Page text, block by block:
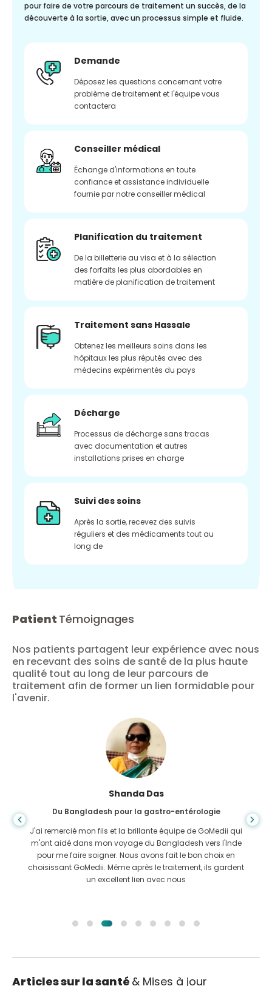
pour faire de votre parcours de traitement un succès, de la
découverte à la sortie, avec un processus simple et fluide.
Demande
Déposez les questions concernant votre
problème de traitement et l'équipe vous
contactera
Conseiller médical
Échange d'informations en toute
confiance et assistance individuelle
fournie par notre conseiller médical
Planification du traitement
De la billetterie au visa et à la sélection
des forfaits les plus abordables en
matière de planification de traitement
Traitement sans Hassale
Obtenez les meilleurs soins dans les
hôpitaux les plus réputés avec des
médecins expérimentés du pays
Décharge
Processus de décharge sans tracas
avec documentation et autres
installations prises en charge
Suivi des soins
Après la sortie, recevez des suivis
réguliers et des médicaments tout au
long de
Patient Témoignages
Nos patients partagent leur expérience avec nous
en recevant des soins de santé de la plus haute
qualité tout au long de leur parcours de
traitement afin de former un lien formidable pour
l'avenir.
Shanda Das
Du Bangladesh pour la gastro-entérologie
J'ai remercié mon fils et la brillante équipe de GoMedii qui
m'ont aidé dans mon voyage du Bangladesh vers l'Inde
pour me faire soigner. Nous avons fait le bon choix en
choisissant GoMedii. Même après le traitement, ils gardent
un excellent lien avec nous
Articles sur la santé & Mises à jour